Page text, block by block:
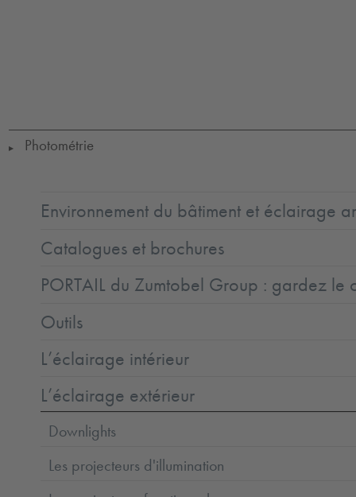
▶ Photométrie
Environnement du bâtiment et éclairage
Catalogues et brochures
PORTAIL du Zumtobel Group : gardez le
Outils
L’éclairage intérieur
L’éclairage extérieur
Downlights
Les projecteurs d'illumination